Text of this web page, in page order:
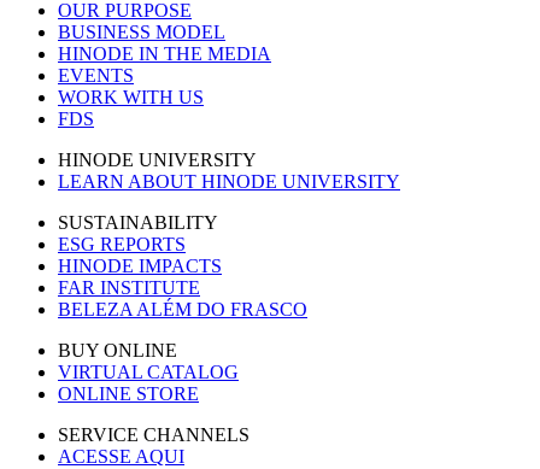
OUR PURPOSE
BUSINESS MODEL
HINODE IN THE MEDIA
EVENTS
WORK WITH US
FDS
HINODE UNIVERSITY
LEARN ABOUT HINODE UNIVERSITY
SUSTAINABILITY
ESG REPORTS
HINODE IMPACTS
FAR INSTITUTE
BELEZA ALÉM DO FRASCO
BUY ONLINE
VIRTUAL CATALOG
ONLINE STORE
SERVICE CHANNELS
ACESSE AQUI